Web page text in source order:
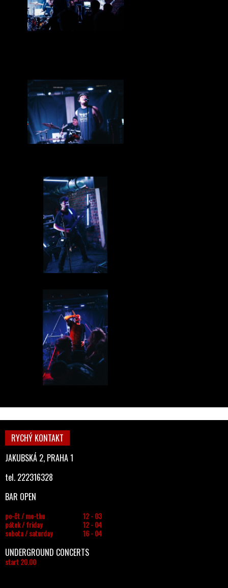
RYCHÝ KONTAKT
JAKUBSKÁ 2, PRAHA 1
tel. 222316328
BAR OPEN
po-čt / mo-thu
12 - 03
pátek / friday
12 - 04
sobota / saturday
16 - 04
UNDERGROUND CONCERTS
start 20.00